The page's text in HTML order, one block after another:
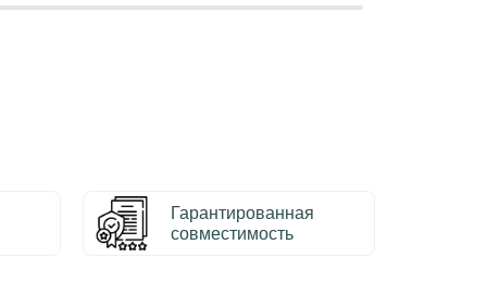
Гарантированная
совместимость